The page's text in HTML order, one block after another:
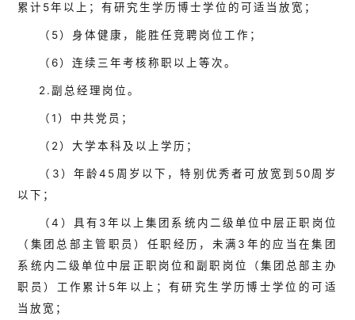
累计5年以上；有研究生学历博士学位的可适当放宽；
（5）身体健康，能胜任竞聘岗位工作；
（6）连续三年考核称职以上等次。
2.副总经理岗位。
（1）中共党员；
（2）大学本科及以上学历；
（3）年龄45周岁以下，特别优秀者可放宽到50周岁
以下；
（4）具有3年以上集团系统内二级单位中层正职岗位
（集团总部主管职员）任职经历，未满3年的应当在集团
系统内二级单位中层正职岗位和副职岗位（集团总部主办
职员）工作累计5年以上；有研究生学历博士学位的可适
当放宽；